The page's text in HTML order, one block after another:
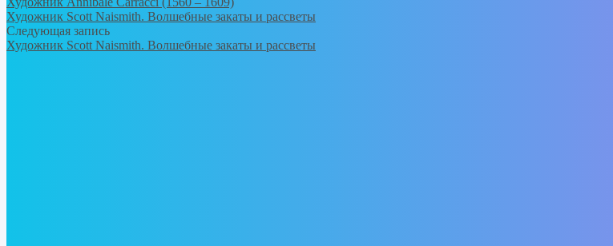
Художник Scott Naismith. Волшебные закаты и рассветы
Следующая запись
Художник Scott Naismith. Волшебные закаты и рассветы